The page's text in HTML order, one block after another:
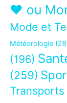
❤ ou
Mode et
Météorologie
(196)
(259)
Transports